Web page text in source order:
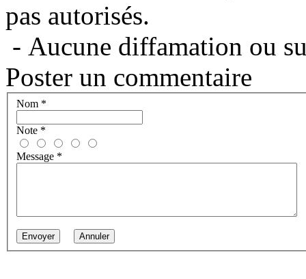
pas autorisés.
- Aucune diffamation ou
Poster un commentaire
Nom *
Note *
Message *